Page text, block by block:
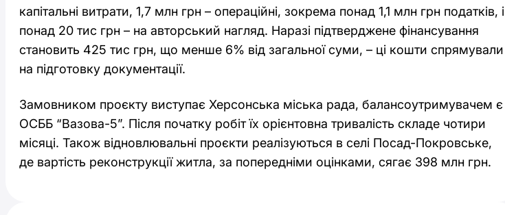
капітальні витрати, 1,7 млн грн – операційні, зокрема понад 1,1 млн грн податків, і
понад 20 тис грн – на авторський нагляд. Наразі підтверджене фінансування
становить 425 тис грн, що менше 6% від загальної суми, – ці кошти спрямували
на підготовку документації.
Замовником проєкту виступає Херсонська міська рада, балансоутримувачем є
ОСББ “Вазова-5”. Після початку робіт їх орієнтовна тривалість складе чотири
місяці. Також відновлювальні проєкти реалізуються в селі Посад-Покровське,
де вартість реконструкції житла, за попередніми оцінками, сягає 398 млн грн.